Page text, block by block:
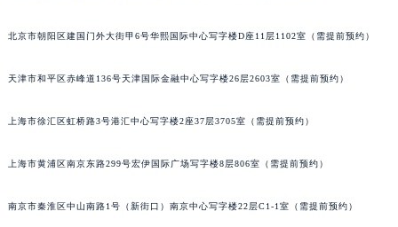
北京市朝阳区建国门外大街甲6号华熙国际中心写字楼D座11层1102室（需提前预约）
天津市和平区赤峰道136号天津国际金融中心写字楼26层2603室（需提前预约）
上海市徐汇区虹桥路3号港汇中心写字楼2座37层3705室（需提前预约）
上海市黄浦区南京东路299号宏伊国际广场写字楼8层806室（需提前预约）
南京市秦淮区中山南路1号（新街口）南京中心写字楼22层C1-1室（需提前预约）